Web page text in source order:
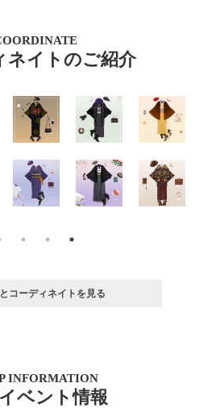
ネイトのご紹介
コーディネイトを見る
INFORMATION
ベント情報